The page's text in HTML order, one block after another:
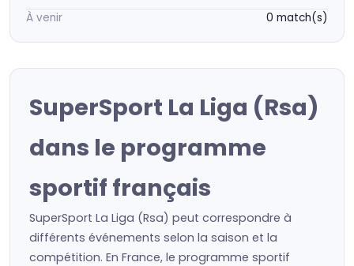
À venir
0 match(s)
SuperSport La Liga (Rsa)
dans le programme
sportif français
SuperSport La Liga (Rsa) peut correspondre à
différents événements selon la saison et la
compétition. En France, le programme sportif